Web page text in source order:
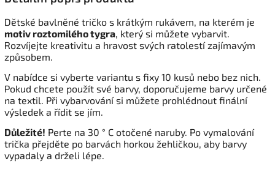
Dětské bavlněné tričko s krátkým rukávem, na kterém je
motiv roztomilého tygra, který si můžete vybarvit.
Rozvíjejte kreativitu a hravost svých ratolestí zajímavým
způsobem.
V nabídce si vyberte variantu s fixy 10 kusů nebo bez nich.
Pokud chcete použít své barvy, doporučujeme barvy určené
na textil. Při vybarvování si můžete prohlédnout finální
výsledek a řídit se jím.
Důležité! Perte na 30 ° C otočené naruby. Po vymalování
trička přejděte po barvách horkou žehličkou, aby barvy
vypadaly a drželi lépe.